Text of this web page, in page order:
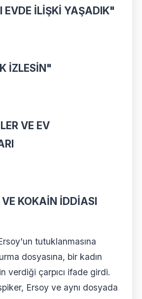
EVDE İLİŞKİ YAŞADIK"
İZLESİN"
VE EV
VE KOKAİN İDDİASI
tutuklanmasına
dosyasına, bir kadın
verdiği çarpıcı ifade girdi.
Ersoy ve aynı dosyada